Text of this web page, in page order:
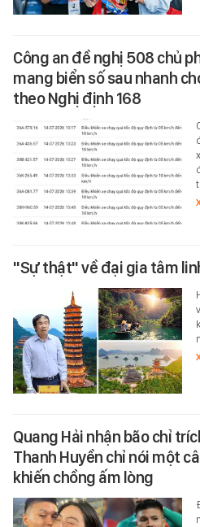
Công an đề nghị 508 chủ
mang biển số sau nhanh
theo Nghị định 168
"Sự thật" về đại gia tâm
Quang Hải nhận bão chỉ
Thanh Huyền chỉ nói một
khiến chồng ấm lòng